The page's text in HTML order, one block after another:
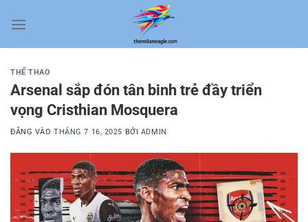
qua
THỂ THAO
Arsenal sắp đón tân binh trẻ đầy triển
vọng Cristhian Mosquera
ĐĂNG VÀOTHÁNG 7 16, 2025 BỞI ADMIN